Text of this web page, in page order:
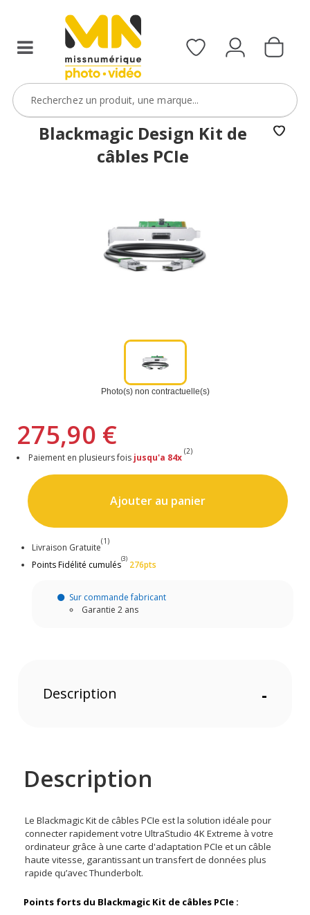
Blackmagic Design Kit de
câbles PCIe
Photo(s) non contractuelle(s)
275,90 €
Paiement en plusieurs fois jusqu'a 84x
(2)
Ajouter au panier
Livraison Gratuite
(1)
Points Fidélité cumulés
(3)
276pts
Sur commande fabricant
Garantie 2 ans
Description -
Description
Le Blackmagic Kit de câbles PCIe est la solution idéale pour
connecter rapidement votre UltraStudio 4K Extreme à votre
ordinateur grâce à une carte d'adaptation PCIe et un câble
haute vitesse, garantissant un transfert de données plus
rapide qu’avec Thunderbolt.
Points forts du Blackmagic Kit de câbles PCIe :